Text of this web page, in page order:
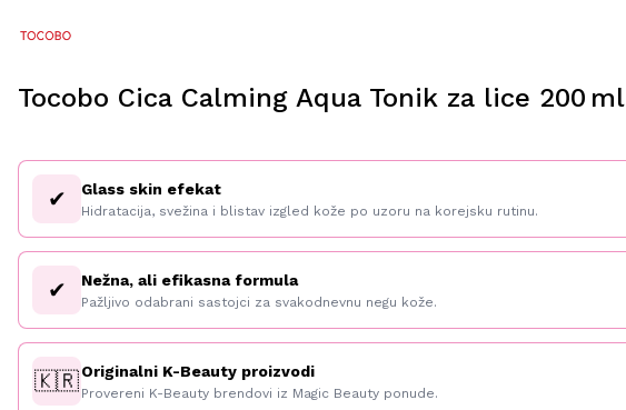
Tocobo Cica Calming Aqua Tonik za lice 200 ml
✔ Glass skin efekat
Hidratacija, svežina i blistav izgled kože po uzoru na korejsku rutinu.
✔ Nežna, ali efikasna formula
Pažljivo odabrani sastojci za svakodnevnu negu kože.
🇰🇷Originalni K-Beauty proizvodi
Provereni K-Beauty brendovi iz Magic Beauty ponude.